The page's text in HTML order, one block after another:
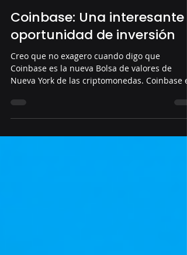
8 sept 2021
4 min de lectura
Coinbase: Una interesante
oportunidad de inversión
Creo que no exagero cuando digo que
Nueva York de las criptomonedas. Coinbase
una plataforma...